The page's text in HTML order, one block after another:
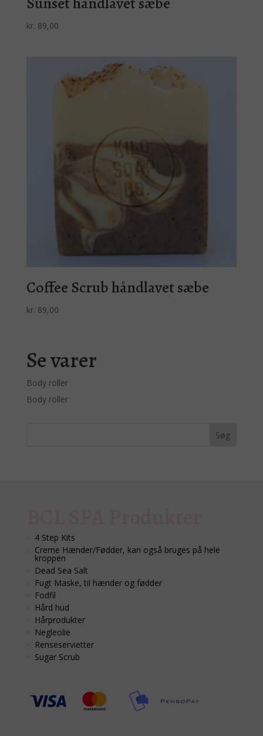
kr. 89,00
Coffee Scrub håndlavet sæbe
kr. 89,00
Se varer
Body roller
Body roller
4 Step Kits
Creme Hænder/Fødder, kan også bruges på hele
kroppen
Dead Sea Salt
Fugt Maske, til hænder og fødder
Fodfil
Hård hud
Hårprodukter
Negleolie
Renseservietter
Sugar Scrub